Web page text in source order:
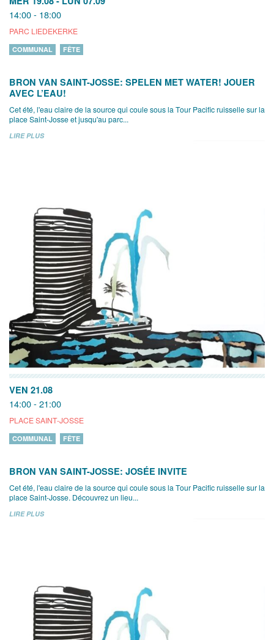
14:00 - 18:00
PARC LIEDEKERKE
COMMUNAL FÊTE
BRON VAN SAINT-JOSSE: SPELEN MET WATER! JOUER
AVEC L’EAU!
Cet été, l'eau claire de la source qui coule sous la Tour Pacific ruisselle sur la
place Saint-Josse et jusqu'au parc...
LIRE PLUS
VEN 21.08
14:00 - 21:00
PLACE SAINT-JOSSE
COMMUNAL FÊTE
BRON VAN SAINT-JOSSE: JOSÉE INVITE
Cet été, l'eau claire de la source qui coule sous la Tour Pacific ruisselle sur la
place Saint-Josse. Découvrez un lieu...
LIRE PLUS